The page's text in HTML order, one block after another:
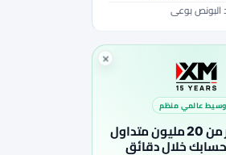
البونص بوعي
وسيط عالمي منظم
يثق به أكثر من 20 مليون متداول
خلال دقائق